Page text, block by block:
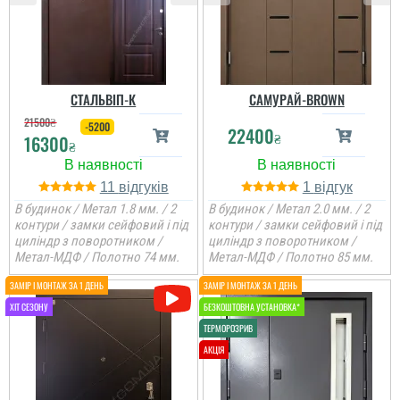
Євген
Потрібно було двері в
кладову, щоб недорого і
закрити проєм, вийшло
навіть краще, ніж
очікував.
СТАЛЬВІП-К
21500₴
16300₴
-5200
11
В будинок / Метал 1.8 мм. / 2
контури / замки сейфовий і під
циліндр з поворотником /
Метал-МДФ / Полотно 74 мм.
САМУРАЙ-BROWN
22400₴
1
В будинок / Метал 2.0 мм. / 2
контури / замки сейфовий і під
циліндр з поворотником /
Метал-МДФ / Полотно 85 мм.